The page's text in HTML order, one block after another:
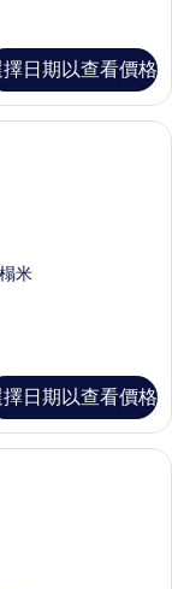
日期以查看價格
保險箱、書桌、熨斗/
米
日期以查看價格
煙房 (Japanese,) | 羽